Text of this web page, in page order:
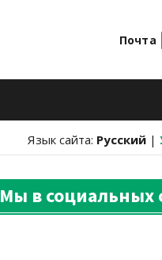
Почта
Язык сайта: Русский |
Мы в социальных